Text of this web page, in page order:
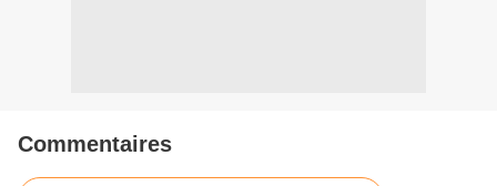
Commentaires